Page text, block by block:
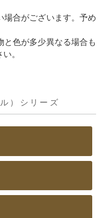
合がございます。予め
色が多少異なる場合も
。
）シリーズ